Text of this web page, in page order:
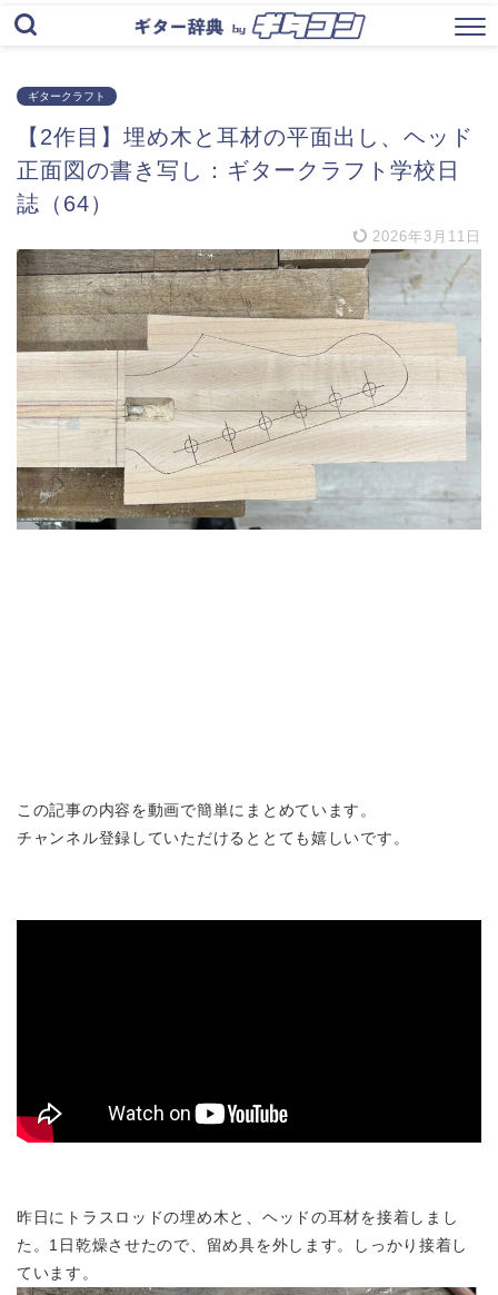
ギタークラフト
【2作目】埋め木と耳材の平面出し、ヘッド
正面図の書き写し：ギタークラフト学校日
誌（64）
2026年3月11日
この記事の内容を動画で簡単にまとめています。
チャンネル登録していただけるととても嬉しいです。
昨日にトラスロッドの埋め木と、ヘッドの耳材を接着しまし
た。1日乾燥させたので、留め具を外します。しっかり接着し
ています。